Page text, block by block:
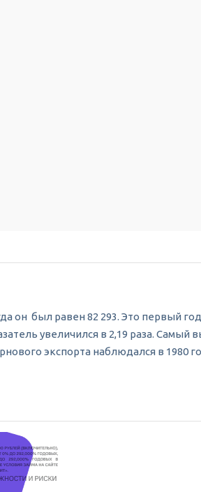
он был равен 82 293. Это первый
увеличился в 2,19 раза. Самый
экспорта наблюдался в 1980